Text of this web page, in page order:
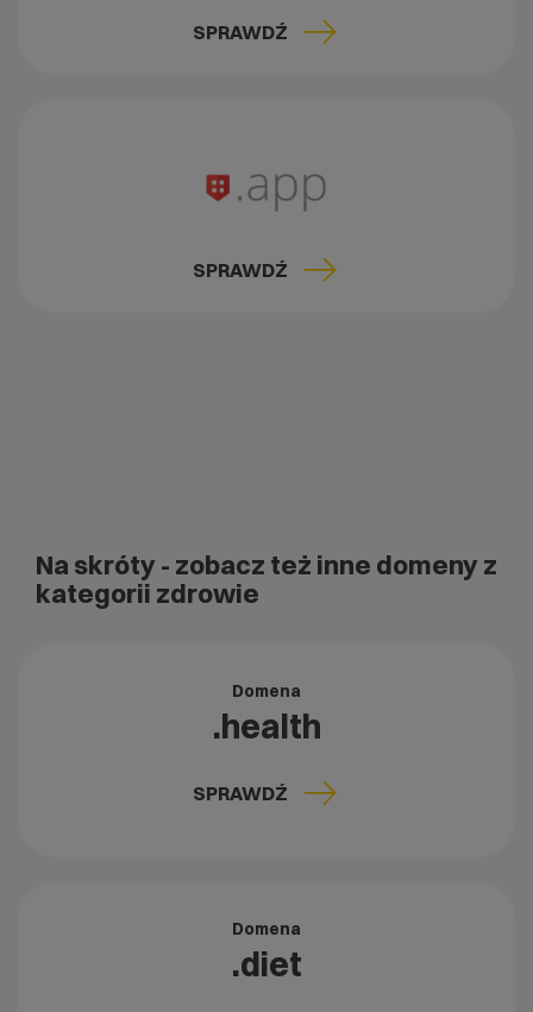
SPRAWDŹ
SPRAWDŹ
Na skróty - zobacz też inne domeny z
kategorii zdrowie
Domena
.health
SPRAWDŹ
Domena
.diet